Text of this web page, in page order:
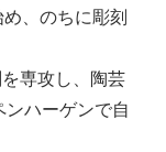
、のちに彫刻
専攻し、陶芸
ハーゲンで自